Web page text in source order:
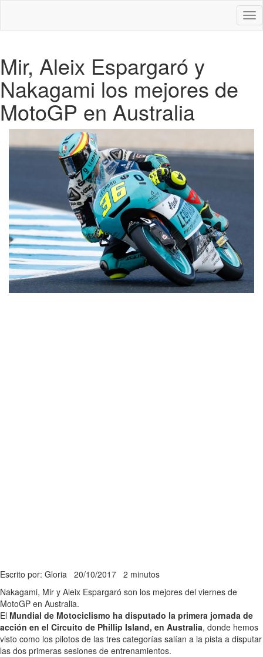
Mir, Aleix Espargaró y
Nakagami los mejores de
MotoGP en Australia
Escrito por: Gloria 20/10/2017 2 minutos
Nakagami, Mir y Aleix Espargaró son los mejores del viernes de
MotoGP en Australia.
El Mundial de Motociclismo ha disputado la primera jornada de
acción en el Circuito de Phillip Island, en Australia, donde hemos
visto como los pilotos de las tres categorías salían a la pista a disputar
las dos primeras sesiones de entrenamientos.